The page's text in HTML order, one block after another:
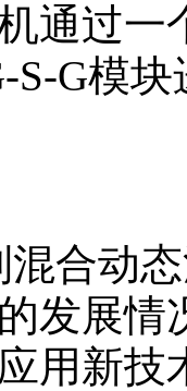
通过一
S-G模
混合动
发展
用新技